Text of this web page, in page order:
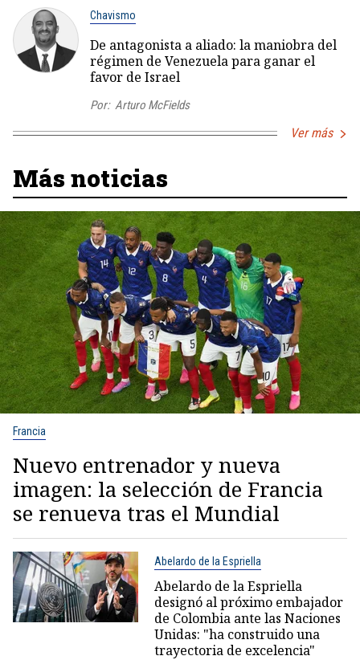
Chavismo
De antagonista a aliado: la maniobra del
régimen de Venezuela para ganar el
favor de Israel
Por: Arturo McFields
Ver más
Más noticias
Francia
Nuevo entrenador y nueva
imagen: la selección de Francia
se renueva tras el Mundial
Abelardo de la Espriella
Abelardo de la Espriella
designó al próximo embajador
de Colombia ante las Naciones
Unidas: "ha construido una
trayectoria de excelencia"